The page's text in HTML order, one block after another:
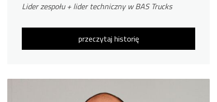
Lider zespołu + lider techniczny w BAS Trucks
przeczytaj historię